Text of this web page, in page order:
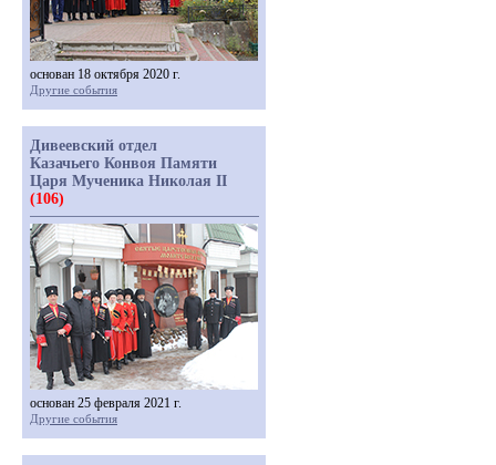
основан 18 октября 2020 г.
Другие события
Дивеевский отдел
Казачьего Конвоя Памяти
Царя Мученика Николая II
(106)
основан 25 февраля 2021 г.
Другие события